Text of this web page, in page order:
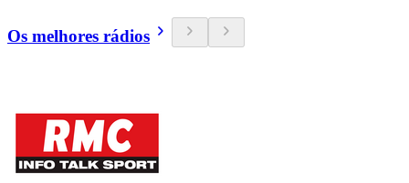
Os melhores rádios